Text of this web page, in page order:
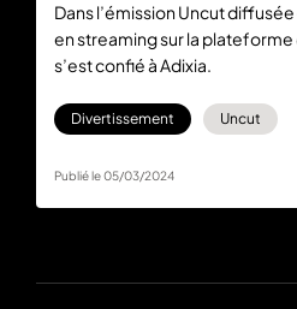
Dans l’émission Uncut
en streaming sur la plateforme
s’est confié à Adixia.
Divertissement Uncut
Publié le 05/03/2024